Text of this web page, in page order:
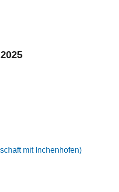
mit Inchenhofen)